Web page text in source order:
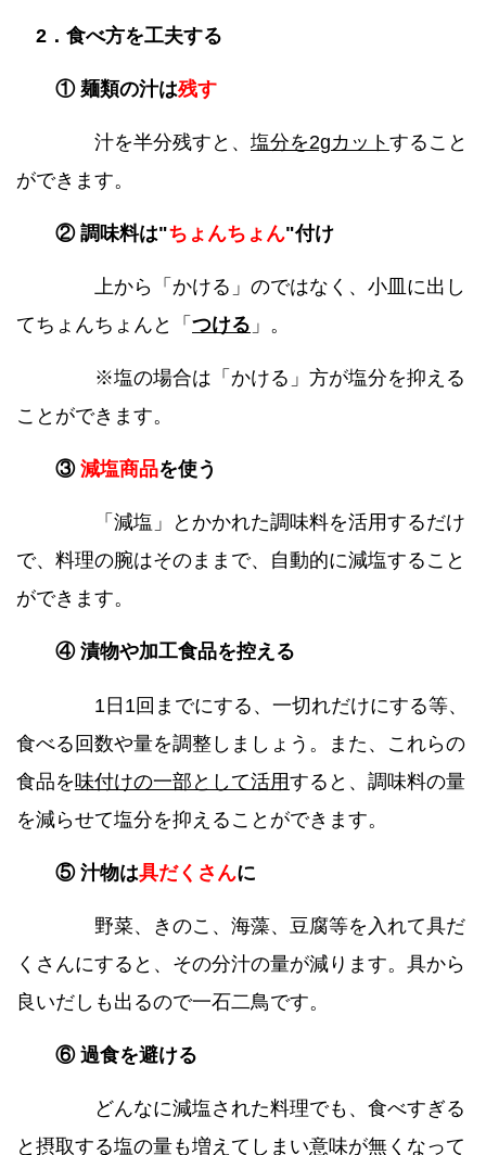
2．食べ方を工夫する
① 麺類の汁は残す
汁を半分残すと、 塩分を2gカット すること
ができます。
② 調味料は"ちょんちょん"付け
上から「かける」のではなく、小皿に出し
てちょんちょんと「 つける 」。
※塩の場合は「かける」方が塩分を抑える
ことができます。
③ 減塩商品を使う
「減塩」とかかれた調味料を活用するだけ
で、料理の腕はそのままで、自動的に減塩すること
ができます。
④ 漬物や加工食品を控える
1日1回までにする、一切れだけにする等、
食べる回数や量を調整しましょう。また、これらの
食品を味付けの一部として活用すると、調味料の量
を減らせて塩分を抑えることができます。
⑤ 汁物は具だくさんに
野菜、きのこ、海藻、豆腐等を入れて具だ
くさんにすると、その分汁の量が減ります。具から
良いだしも出るので一石二鳥です。
⑥ 過食を避ける
どんなに減塩された料理でも、食べすぎる
と摂取する塩の量も増えてしまい意味が無くなって